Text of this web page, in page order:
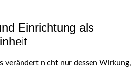
Einrichtung als
verändert nicht nur dessen Wirkung,